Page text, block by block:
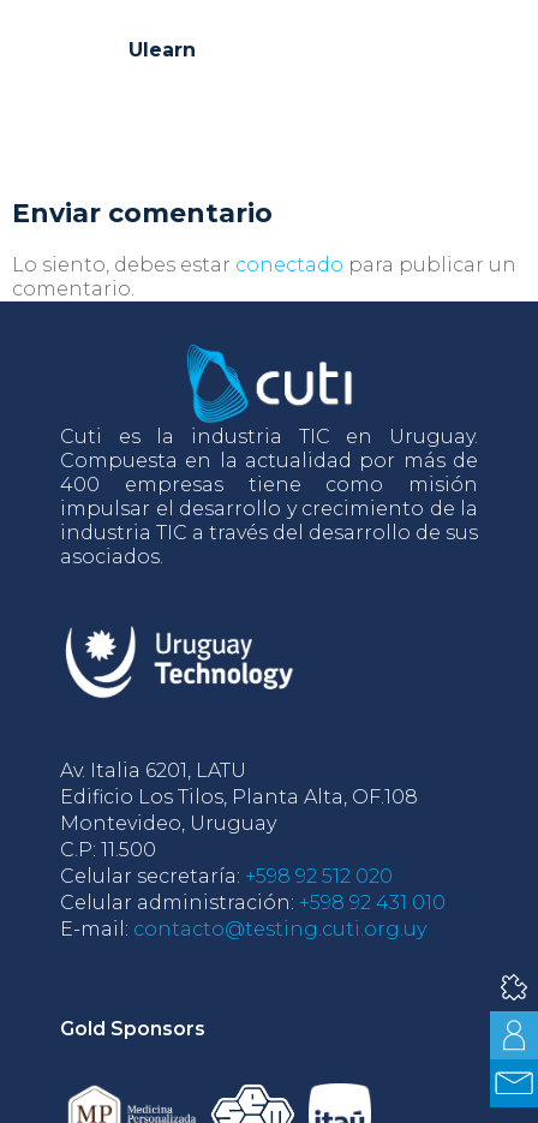
Ulearn
Enviar comentario
Lo siento, debes estar conectado para publicar un
comentario.
Cuti es la industria TIC en Uruguay.
Compuesta en la actualidad por más de
400 empresas tiene como misión
impulsar el desarrollo y crecimiento de la
industria TIC a través del desarrollo de sus
asociados.
Av. Italia 6201, LATU
Edificio Los Tilos, Planta Alta, OF.108
Montevideo, Uruguay
C.P: 11.500
Celular secretaría: +598 92 512 020
Celular administración: +598 92 431 010
E-mail: contacto@testing.cuti.org.uy
Gold Sponsors